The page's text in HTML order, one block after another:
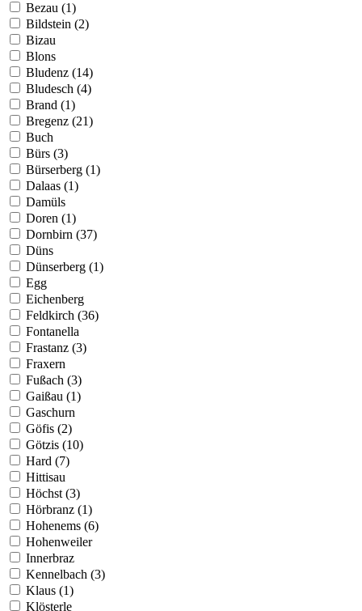
Bezau (1)
Bildstein (2)
Bizau
Blons
Bludenz (14)
Bludesch (4)
Brand (1)
Bregenz (21)
Buch
Bürs (3)
Bürserberg (1)
Dalaas (1)
Damüls
Doren (1)
Dornbirn (37)
Düns
Dünserberg (1)
Egg
Eichenberg
Feldkirch (36)
Fontanella
Frastanz (3)
Fraxern
Fußach (3)
Gaißau (1)
Gaschurn
Göfis (2)
Götzis (10)
Hard (7)
Hittisau
Höchst (3)
Hörbranz (1)
Hohenems (6)
Hohenweiler
Innerbraz
Kennelbach (3)
Klaus (1)
Klösterle